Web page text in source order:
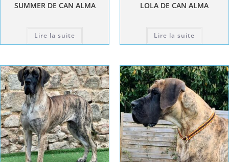
SUMMER DE CAN ALMA
Lire la suite
LOLA DE CAN ALMA
Lire la suite